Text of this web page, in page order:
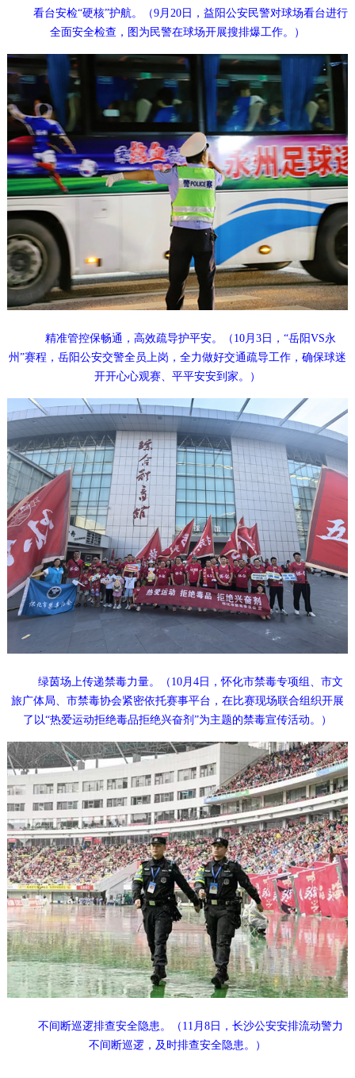
看台安检“硬核”护航。（9月20日，益阳公安民警对球场看台进行
全面安全检查，图为民警在球场开展搜排爆工作。）
精准管控保畅通，高效疏导护平安。（10月3日，“岳阳VS永
州”赛程，岳阳公安交警全员上岗，全力做好交通疏导工作，确保球迷
开开心心观赛、平平安安到家。）
绿茵场上传递禁毒力量。（10月4日，怀化市禁毒专项组、市文
旅广体局、市禁毒协会紧密依托赛事平台，在比赛现场联合组织开展
了以“热爱运动拒绝毒品拒绝兴奋剂”为主题的禁毒宣传活动。）
不间断巡逻排查安全隐患。（11月8日，长沙公安安排流动警力
不间断巡逻，及时排查安全隐患。）